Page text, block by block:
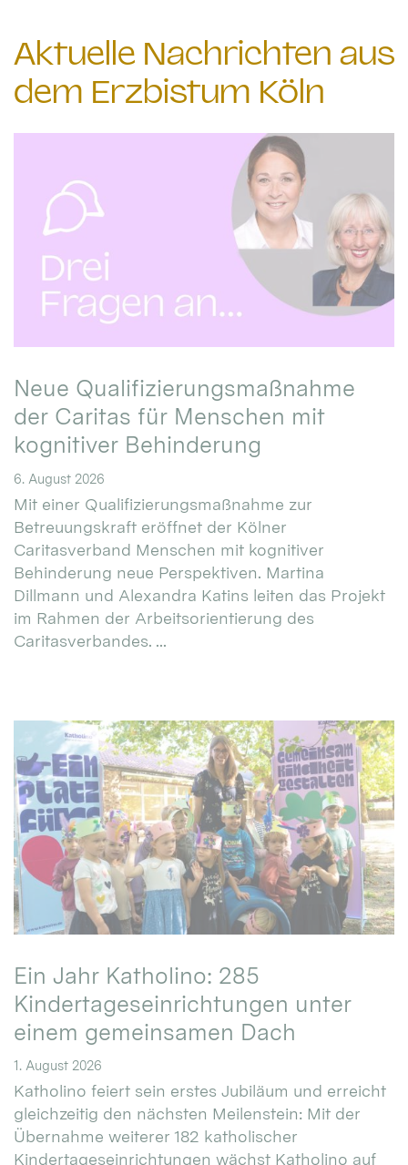
Aktuelle Nachrichten aus
dem Erzbistum Köln
Neue Qualifizierungsmaßnahme
der Caritas für Menschen mit
kognitiver Behinderung
6. August 2026
Mit einer Qualifizierungsmaßnahme zur
Betreuungskraft eröffnet der Kölner
Caritasverband Menschen mit kognitiver
Behinderung neue Perspektiven. Martina
Dillmann und Alexandra Katins leiten das Projekt
im Rahmen der Arbeitsorientierung des
Caritasverbandes. ...
Ein Jahr Katholino: 285
Kindertageseinrichtungen unter
einem gemeinsamen Dach
1. August 2026
Katholino feiert sein erstes Jubiläum und erreicht
gleichzeitig den nächsten Meilenstein: Mit der
Übernahme weiterer 182 katholischer
Kindertageseinrichtungen wächst Katholino auf